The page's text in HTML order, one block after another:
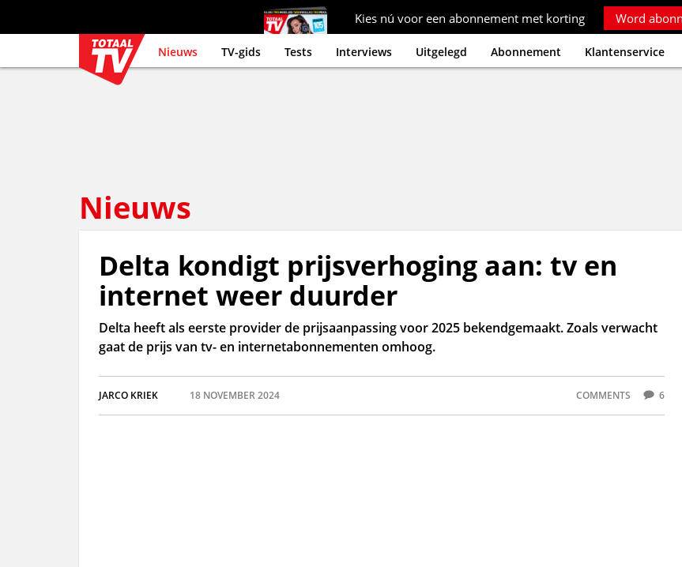
Kies nú voor een abonnement met korting Word
Nieuws TV-gids Tests Interviews Uitgelegd Abonnement Klantenservice
Nieuws
Delta kondigt prijsverhoging aan: tv en
internet weer duurder
Delta heeft als eerste provider de prijsaanpassing voor 2025 bekendgemaakt. Zoals verwacht
gaat de prijs van tv- en internetabonnementen omhoog.
JARCO KRIEK 18 NOVEMBER 2024 COMMENTS 6